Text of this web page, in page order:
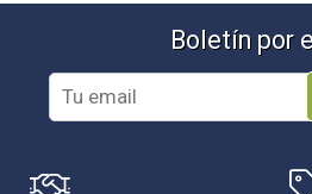
Boletín por